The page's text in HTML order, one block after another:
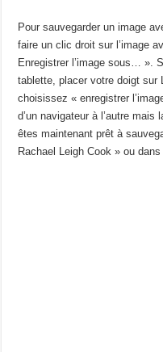
Pour sauvegarder un image
faire un clic droit sur l’image
Enregistrer l’image sous… ».
tablette, placer votre doigt sur
choisissez « enregistrer
d’un navigateur à l’autre
êtes maintenant prêt à
Rachael Leigh Cook » ou